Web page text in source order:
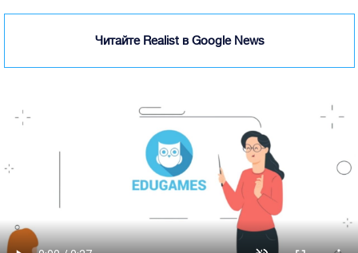
Читайте Realist в Google News